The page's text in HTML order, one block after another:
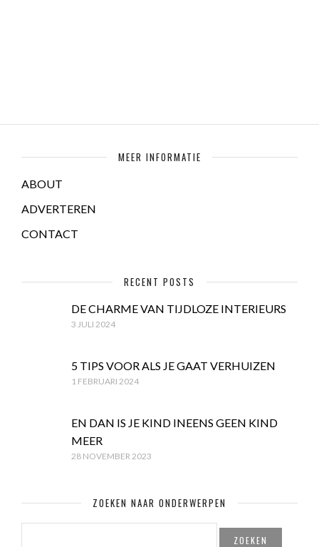
MEER INFORMATIE
ABOUT
ADVERTEREN
CONTACT
RECENT POSTS
DE CHARME VAN TIJDLOZE INTERIEURS
3 JULI 2024
5 TIPS VOOR ALS JE GAAT VERHUIZEN
1 FEBRUARI 2024
EN DAN IS JE KIND INEENS GEEN KIND
MEER
28 NOVEMBER 2023
ZOEKEN NAAR ONDERWERPEN
ZOEKEN